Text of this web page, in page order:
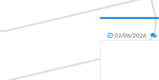
02/06/2026